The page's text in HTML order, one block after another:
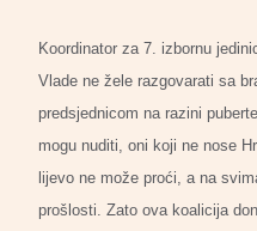
Koordinator za 7. izbornu
Vlade ne žele razgovarati sa
predsjednicom na razini
mogu nuditi, oni koji ne nose
lijevo ne može proći, a na
prošlosti. Zato ova koalicija